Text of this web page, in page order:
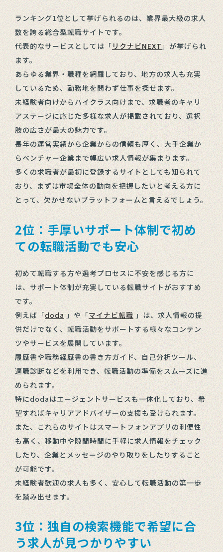
ランキング1位として挙げられるのは、業界最大級の求人
数を誇る総合型転職サイトです。
代表的なサービスとしては「リクナビNEXT」が挙げられ
ます。
あらゆる業界・職種を網羅しており、地方の求人も充実
しているため、勤務地を問わず仕事を探せます。
未経験者向けからハイクラス向けまで、求職者のキャリ
アステージに応じた多様な求人が掲載されており、選択
肢の広さが最大の魅力です。
長年の運営実績から企業からの信頼も厚く、大手企業か
らベンチャー企業まで幅広い求人情報が集まります。
多くの求職者が最初に登録するサイトとしても知られて
おり、まずは市場全体の動向を把握したいと考える方に
とって、欠かせないプラットフォームと言えるでしょう。
2位：手厚いサポート体制で初め
ての転職活動でも安心
初めて転職する方や選考プロセスに不安を感じる方に
は、サポート体制が充実している転職サイトがおすすめ
です。
例えば「doda」や「マイナビ転職 」は、求人情報の提
供だけでなく、転職活動をサポートする様々なコンテン
ツやサービスを展開しています。
履歴書や職務経歴書の書き方ガイド、自己分析ツール、
適職診断などを利用でき、転職活動の準備をスムーズに進
められます。
特にdodaはエージェントサービスも一体化しており、希
望すればキャリアアドバイザーの支援も受けられます。
また、これらのサイトはスマートフォンアプリの利便性
も高く、移動中や隙間時間に手軽に求人情報をチェック
したり、企業とメッセージのやり取りをしたりすること
が可能です。
未経験者歓迎の求人も多く、安心して転職活動の第一歩
を踏み出せます。
3位：独自の検索機能で希望に合
う求人が見つかりやすい